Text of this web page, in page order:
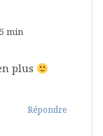
min
plus
Répondre